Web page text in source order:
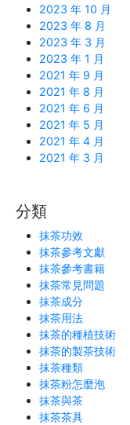
2023 年 10 月
2023 年 8 月
2023 年 3 月
2023 年 1 月
2021 年 9 月
2021 年 8 月
2021 年 6 月
2021 年 5 月
2021 年 4 月
2021 年 3 月
分類
抹茶功效
抹茶參考文獻
抹茶參考書籍
抹茶常見問題
抹茶成分
抹茶用法
抹茶的種植技術
抹茶的製茶技術
抹茶種類
抹茶粉怎麼泡
抹茶與茶
抹茶茶具